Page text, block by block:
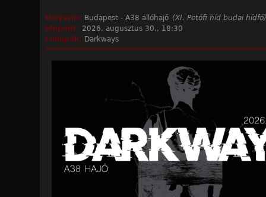
Helyszín: Budapest - A38 állóhajó (XI. Petőfi híd budai hídfő)
Időpont: 2026. augusztus 30., 18:30
Fellépők: Darkways